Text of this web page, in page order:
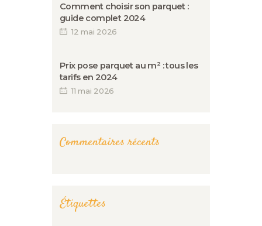
Comment choisir son parquet :
guide complet 2024
12 mai 2026
Prix pose parquet au m² : tous les
tarifs en 2024
11 mai 2026
Commentaires récents
Étiquettes